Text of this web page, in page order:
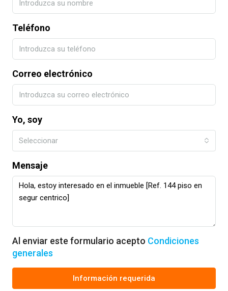
Teléfono
Correo electrónico
Yo, soy
Seleccionar
Mensaje
Al enviar este formulario acepto Condiciones
generales
Información requerida